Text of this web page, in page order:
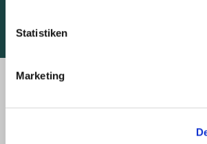
Statistiken
Marketing
Een aanvraag naar Stehle sturen
Met deze toestemming